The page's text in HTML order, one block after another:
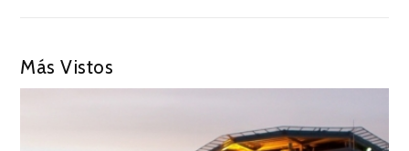
Más Vistos